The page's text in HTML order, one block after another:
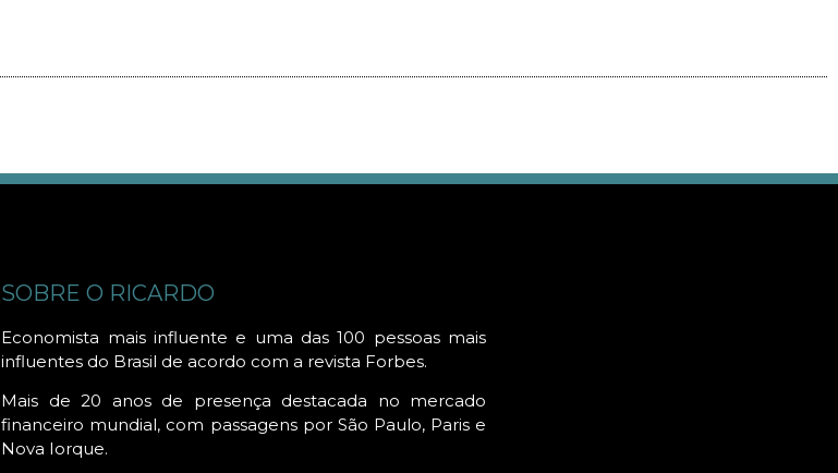
SOBRE O RICARDO
Economista mais influente e uma das 100 pessoas mais
influentes do Brasil de acordo com a revista Forbes.
Mais de 20 anos de presença destacada no mercado
financeiro mundial, com passagens por São Paulo, Paris e
Nova Iorque.